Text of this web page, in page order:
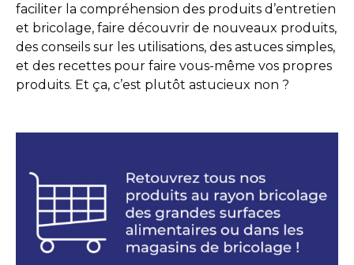
faciliter la compréhension des produits d’entretien
et bricolage, faire découvrir de nouveaux produits,
des conseils sur les utilisations, des astuces simples,
et des recettes pour faire vous-même vos propres
produits. Et ça, c’est plutôt astucieux non ?